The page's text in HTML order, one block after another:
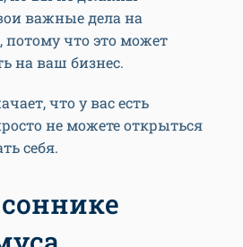
важные дела на
что это может
на ваш бизнес.
что у вас есть
не можете открыться
себя.